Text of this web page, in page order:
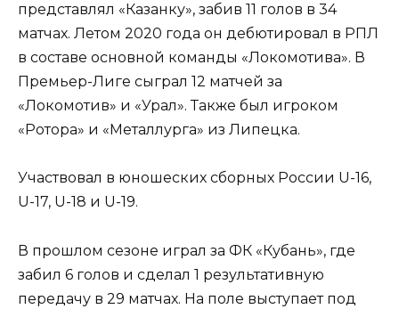
представлял «Казанку», забив 11 голов в 34
матчах. Летом 2020 года он дебютировал в РПЛ
в составе основной команды «Локомотива». В
Премьер-Лиге сыграл 12 матчей за
«Локомотив» и «Урал». Также был игроком
«Ротора» и «Металлурга» из Липецка.
Участвовал в юношеских сборных России U-16,
U-17, U-18 и U-19.
В прошлом сезоне играл за ФК «Кубань», где
забил 6 голов и сделал 1 результативную
передачу в 29 матчах. На поле выступает под